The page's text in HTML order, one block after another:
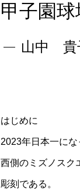
甲子園
山中 貴
はじめに
2023年日本一に
西側のミズノスク
彫刻である。